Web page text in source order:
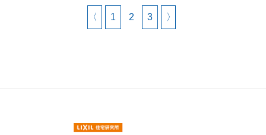
〈 1 2 3 〉